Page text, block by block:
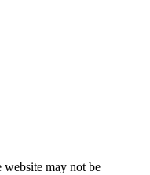
website may not be